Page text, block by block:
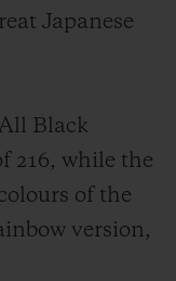
Japanese
Black
216, while the
of the
version,
연락처